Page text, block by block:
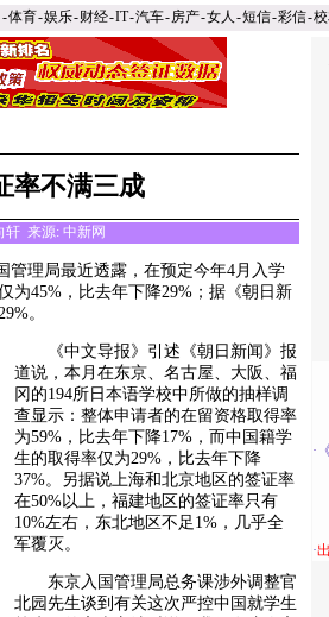
-体育-娱乐-财经-IT-汽车-房产-女人 -短信-彩信-
率不满三成
轩 来源: 中新网
理局最近透露，在预定今年4月入学
为45%，比去年下降29%；据《朝日新
。
《中文导报》引述《朝日新闻》报
道说，本月在东京、名古屋、大阪、福
冈的194所日本语学校中所做的抽样调
查显示：整体申请者的在留资格取得率
为59%，比去年下降17%，而中国籍学
生的取得率仅为29%，比去年下降
37%。另据说上海和北京地区的签证率
在50%以上，福建地区的签证率只有
10%左右，东北地区不足1%，几乎全
军覆灭。
东京入国管理局总务课涉外调整官
北园先生谈到有关这次严控中国就学生
·
·